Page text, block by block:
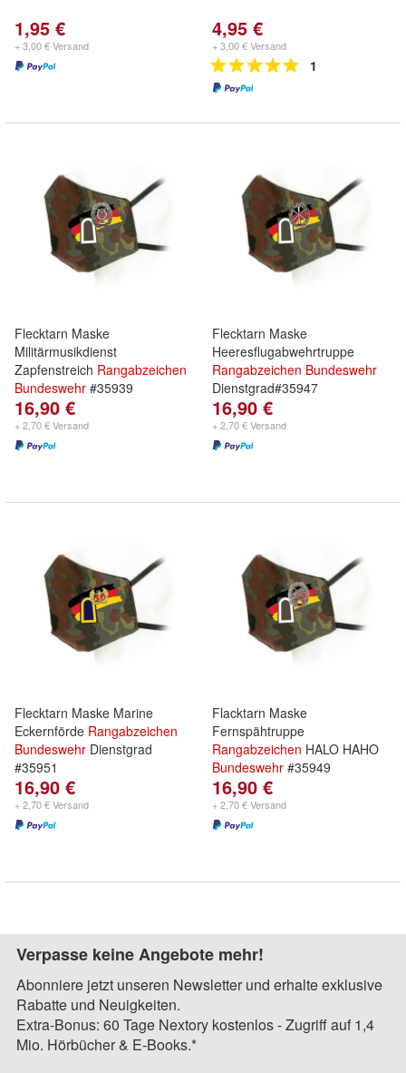
1,95 €
+ 3,00 € Versand
4,95 €
+ 3,00 € Versand
1
Flecktarn Maske
Militärmusikdienst
Zapfenstreich Rangabzeichen
Bundeswehr #35939
16,90 €
+ 2,70 € Versand
Flecktarn Maske
Heeresflugabwehrtruppe
Rangabzeichen Bundeswehr
Dienstgrad#35947
16,90 €
+ 2,70 € Versand
Flecktarn Maske Marine
Eckernförde Rangabzeichen
Bundeswehr Dienstgrad
#35951
16,90 €
+ 2,70 € Versand
Flacktarn Maske
Fernspähtruppe
Rangabzeichen HALO HAHO
Bundeswehr #35949
16,90 €
+ 2,70 € Versand
Verpasse keine Angebote mehr!
Abonniere jetzt unseren Newsletter und erhalte exklusive
Rabatte und Neuigkeiten.
Extra-Bonus: 60 Tage Nextory kostenlos - Zugriff auf 1,4
Mio. Hörbücher & E-Books.*